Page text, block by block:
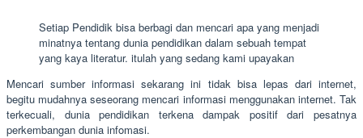
Setiap Pendidik bisa berbagi dan mencari apa yang menjadi
minatnya tentang dunia pendidikan dalam sebuah tempat
yang kaya literatur. itulah yang sedang kami upayakan
Mencari sumber informasi sekarang ini tidak bisa lepas dari internet,
begitu mudahnya seseorang mencari informasi menggunakan internet. Tak
terkecuali, dunia pendidikan terkena dampak positif dari pesatnya
perkembangan dunia infomasi.